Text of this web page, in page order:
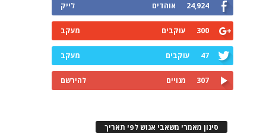
24,924 אוהדים לייק
300 עוקבים מעקב
47 עוקבים מעקב
307 מנויים להירשם
סינון מאמרי משאבי אנוש לפי תאריך